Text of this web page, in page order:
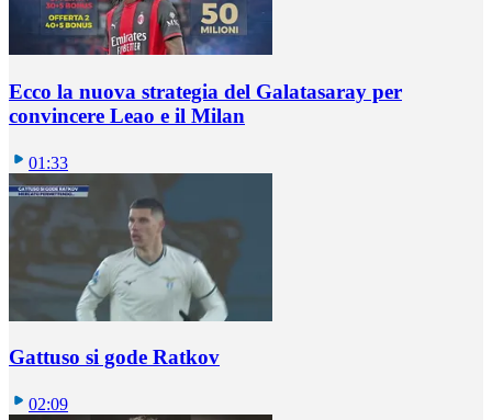
Ecco la nuova strategia del Galatasaray per
convincere Leao e il Milan
01:33
Gattuso si gode Ratkov
02:09